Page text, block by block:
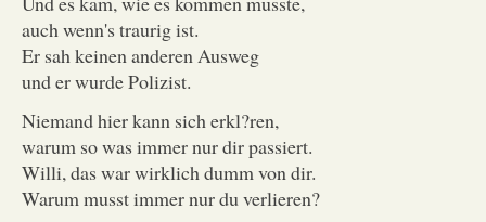
auch wenn's traurig ist.
Er sah keinen anderen Ausweg
und er wurde Polizist.
Niemand hier kann sich erkl?ren,
warum so was immer nur dir passiert.
Willi, das war wirklich dumm von dir.
Warum musst immer nur du verlieren?